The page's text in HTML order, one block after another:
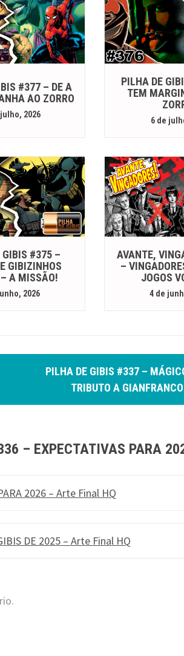
#377 – DE A
AO ZORRO
2026
PILHA DE
TEM
6 de
GIBIS #375 –
GIBIZINHOS
A MISSÃO!
2026
AVANTE,
–
JOGOS
4 de
PILHA DE GIBIS #337 –
TRIBUTO A
– EXPECTATIVAS PARA
2026 – Arte Final HQ
DE 2025 – Arte Final HQ